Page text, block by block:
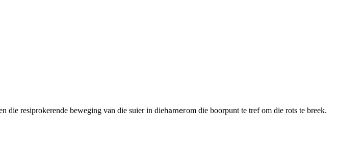
die resiprokerende beweging van die suier in diehamerom die boorpunt te tref om die rots te breek.